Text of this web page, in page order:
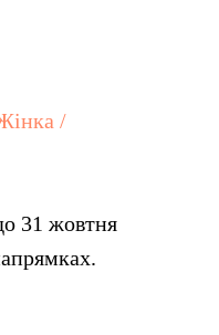
/
31 жовтня